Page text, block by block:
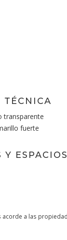
TÉCNICA
transparente
fuerte
ESPACIOS
acorde a las